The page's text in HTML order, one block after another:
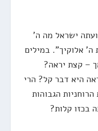
ישראל מה ה'
אלוקיך". במילים
– קצת יראה?
היא דבר קל? הרי
הגבוהות
בכזו קלות?